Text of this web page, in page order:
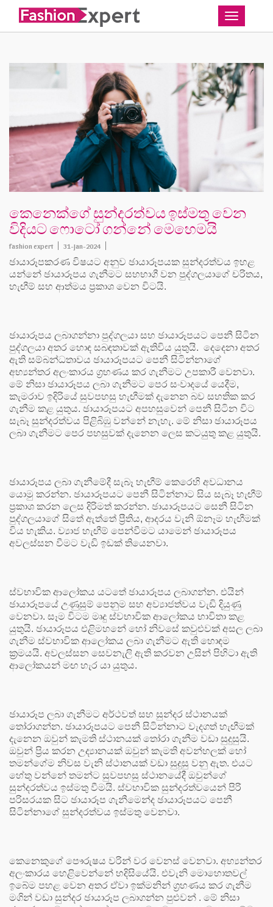
Toggle
කෙනෙක්ගේ සුන්දරත්වය ඉස්මතු වෙන
විදියට ෆොටෝ ගන්නේ මෙහෙමයි
fashion expert 31-Jan-2024
ඡායාරූපකරණ විෂයට අනුව ඡායාරූපයක සුන්දරත්වය ඉහළ
යන්නේ ඡායාරූපය ගැනීමට සහභාගී වන පුද්ගලයාගේ චරිතය,
හැඟීම් සහ ආත්මය ප්‍රකාශ වෙන විටයි.
ඡායාරූපය ලබාගන්නා පුද්ගලයා සහ ඡායාරූපයට පෙනී සිටින
පුද්ගලයා අතර හොඳ සබඳතාවක් ඇතිවිය යුතුයි. දෙදෙනා අතර
ඇති සම්බන්ධතාවය ඡායාරූපයට පෙනී සිටින්නාගේ
අභ්‍යන්තර අලංකාරය ග්‍රහණය කර ගැනීමට උපකාරී වෙනවා.
මේ නිසා ඡායාරූපය ලබා ගැනීමට පෙර සංවාදයේ යෙදීම,
කැමරාව ඉදිරියේ සුවපහසු හැඟීමක් දැනෙන බව සහතික කර
ගැනීම කළ යුතුය. ඡායාරූපයට අපහසුවෙන් පෙනී සිටින විට
සැබෑ සුන්දරත්වය පිළිබිඹු වන්නේ නැහැ. මේ නිසා ඡායාරූපය
ලබා ගැනීමට පෙර පහසුවක් දැනෙන ලෙස කටයුතු කළ යුතුයි.
ඡායාරූපය ලබා ගැනීමේදී සැබෑ හැඟීම් කෙරෙහි අවධානය
යොමු කරන්න. ඡායාරූපයට පෙනී සිටින්නාට සිය සැබෑ හැඟීම්
ප්‍රකාශ කරන ලෙස දිරිමත් කරන්න. ඡායාරූපයට සෙනී සිටින
පුද්ගලයාගේ සිතේ ඇත්තේ ප්‍රීතිය, ආදරය වැනි ඕනෑම හැඟීමක්
විය හැකිය. ව්‍යාජ හැඟීම් පෙන්වීමට යාමෙන් ඡායාරූපය
අවලස්සන වීමට වැඩි ඉඩක් තියෙනවා.
ස්වභාවික ආලෝකය යටතේ ඡායාරූපය ලබාගන්න. එයින්
ඡායාරූපයේ උණුසුම් පෙනුම සහ අව්‍යාජත්වය වැඩි දියුණු
වෙනවා. සෑම විටම මෘදු ස්වභාවික ආලෝකය භාවිතා කළ
යුතුයි. ඡායාරූපය එළිමහනේ හෝ නිවසේ කවුළුවක් අසල ලබා
ගැනීම ස්වභාවික ආලෝකය ලබා ගැනීමට ඇති හොඳම
ක්‍රමයයි. අවලස්සන සෙවනැලි ඇති කරවන උසින් පිහිටා ඇති
ආලෝකයන් මඟ හැර යා යුතුය.
ඡායාරූප ලබා ගැනීමට අර්ථවත් සහ සුන්දර ස්ථානයක්
තෝරාගන්න. ඡායාරූපයට පෙනී සිටින්නාට වැදගත් හැඟීමක්
දැනෙන ඔවුන් කැමති ස්ථානයක් තෝරා ගැනීම වඩා සුදුසුයි.
ඔවුන් ප්‍රිය කරන උද්‍යානයක් ඔවුන් කැමති අවන්හලක් හෝ
තමන්ගේම නිවස වැනි ස්ථානයක් වඩා සුදුසු වනු ඇත. එයට
හේතු වන්නේ තමන්ට සුවපහසු ස්ථානයේදී ඔවුන්ගේ
සුන්දරත්වය ඉස්මතු වීමයි. ස්වභාවික සුන්දරත්වයෙන් පිරි
පරිසරයක සිට ඡායාරූප ගැනීමෙන්ද ඡායාරූපයට පෙනී
සිටින්නාගේ සුන්දරත්වය ඉස්මතු වෙනවා.
කෙනෙකුගේ පෞරුෂය වරින් වර වෙනස් වෙනවා. අභ්‍යන්තර
අලංකාරය හෙළිවෙන්නේ හදිසියේයි. එවැනි මොහොතවල්
ඉබේම පහළ වෙන අතර ඒවා ඉක්මනින් ග්‍රහණය කර ගැනීම
මගින් වඩා සුන්දර ඡායාරූප ලබාගන්න පුළුවන් . මේ නිසා